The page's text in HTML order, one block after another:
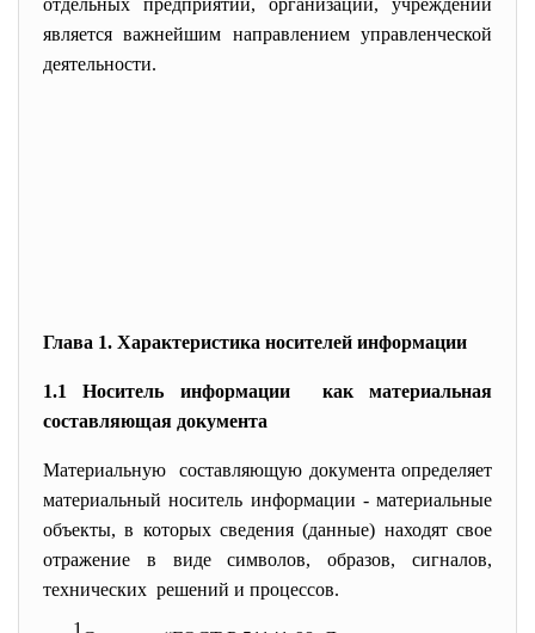
отдельных предприятий, организаций, учреждений
является важнейшим направлением управленческой
деятельности.
Глава 1. Характеристика носителей информации
1.1 Носитель информации как материальная
составляющая документа
Материальную составляющую документа определяет
материальный носитель информации - материальные
объекты, в которых сведения (данные) находят свое
отражение в виде символов, образов, сигналов,
технических решений и процессов.
1